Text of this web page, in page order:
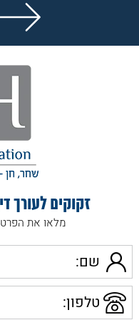
זקוקים לעורך
מלאו את
שם
טלפון